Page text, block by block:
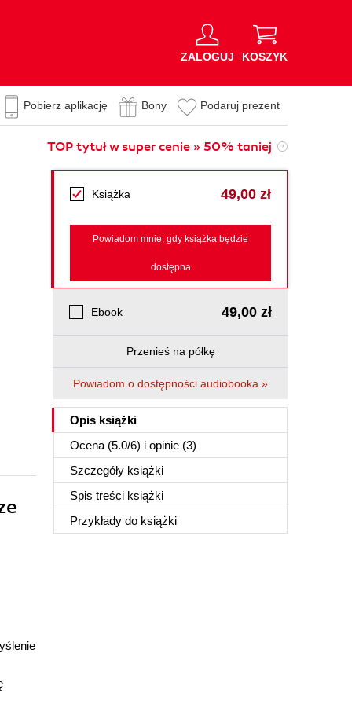
ZALOGUJ KOSZYK
Pobierz aplikację Bony Podaruj prezent
TOP tytuł w super cenie » 50% taniej
Książka 49,00 zł
Powiadom mnie, gdy książka będzie
dostępna
Ebook 49,00 zł
Przenieś na półkę
Powiadom o dostępności audiobooka »
Opis książki
Ocena (5.0/6) i opinie (3)
Szczegóły książki
Spis treści książki
Przykłady do książki